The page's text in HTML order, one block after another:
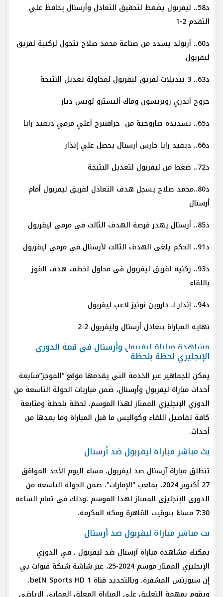
د58.. ليفربول يضغط لتحقيق التعادل وأرسنال يحافظ علي
التقدم 2-1
د60.. أرنولد يسدد من صناعة محمد صلاح تتحول لركنية لفريق
ليفربول
د63.. 3 تبديلات لفريق ليفربول لمحاولة تعديل النتيجة
خروج أندري روبرتسون وماك أليسترو لويس دياز
د65.. تسديدة صاروخية من جرافنبرخ أعلي مرمي ديفيد رايا
د66.. ديفيد رايا حارس أرسنال يحصل علي إنذار
د72.. ضغط من ليفربول لتعديل النتيجة
د80..محمد صلاح يسجل هدف التعادل لفريق ليفربول أمام
أرسنال
د85.. أرسنال يهدر فرصة الهدف الثالث في مرمي ليفربول
د91.. الحكم يلغي الهدف الثالث لأرسنال في مرمي ليفربول
د93.. ركنية لفريق ليفربول في محاول لخطف هدف الفوز
باللقاء
د94.. إنذار لـ داروين نونيز لاعب ليفربول
نهاية المباراة بتعادل أرسنال وليفربول 2-2
مشاهدة مباراة ليفربول وأرسنال في قمة الدوري
الإنجليزي لحظة بلحظة
يمكن للجماهير عبر الخدمة التي يقدمها موقع “الموجز”متابعة
أحداث مباراة ليفربول وأرسنال، ضمن مباريات الجولة التاسعة من
الدوري الإنجليزي الممتاز لهذا الموسم، لحظة بلحظة ومتابعة
كافة تفاصيل اللقاء وكواليس ما قبل المباراة وما بعدها من
أحداث.
بث مباشر مباراة ليفربول ضد أرسنال
تنطلق مباراة آرسنال ضد ليفربول، مساء اليوم الأحد الموافق
27 أكتوبر 2024، بملعب "الإمارات"، ضمن الجولة التاسعة من
الدوري الإنجليزي الممتاز لهذا الموسم ،وذلك في تمام الساعة
7:30 مساءً بتوقيت القاهرة ومكة المكرمة.
بث مباشر مباراة ليفربول ضد أرسنال
يمكنك مشاهدة مباراة آرسنال ضد ليفربول ، في الدوري
الإنجليزي الممتاز موسم 2024-25، عبر شاشة شبكة قنوات بي
إن سبورتس المشفرة، وبالتحديد قناة beIN Sports HD 1.
ويقوم بمهمة التعليق على المباراة المعلق العماني الرياضي